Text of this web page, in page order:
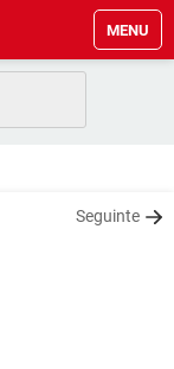
MENU
Seguinte